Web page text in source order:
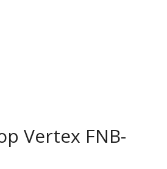
Vertex FNB-